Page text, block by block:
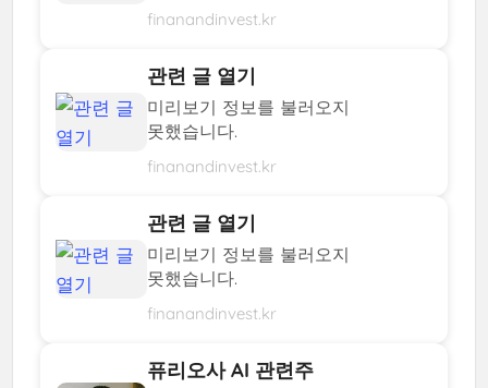
finanandinvest.kr
관련 글 열기
미리보기 정보를 불러오지
못했습니다.
finanandinvest.kr
관련 글 열기
미리보기 정보를 불러오지
못했습니다.
finanandinvest.kr
퓨리오사 AI 관련주